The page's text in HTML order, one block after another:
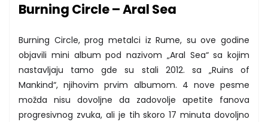
Burning Circle – Aral Sea
Burning Circle, prog metalci iz Rume, su ove godine
objavili mini album pod nazivom „Aral Sea“ sa kojim
nastavljaju tamo gde su stali 2012. sa „Ruins of
Mankind“, njihovim prvim albumom. 4 nove pesme
možda nisu dovoljne da zadovolje apetite fanova
progresivnog zvuka, ali je tih skoro 17 minuta dovoljno